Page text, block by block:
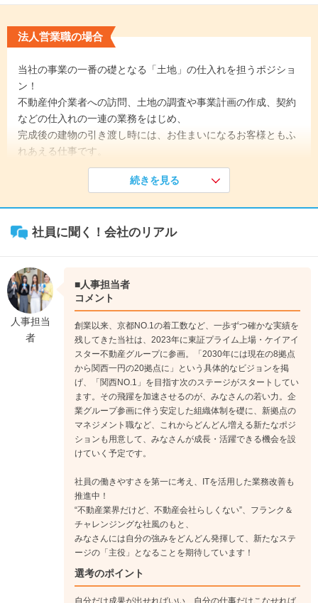
法人営業職の場合
当社の事業の一番の礎となる「土地」の仕入れを担うポジショ
ン！
不動産仲介業者への訪問、土地の調査や事業計画の作成、契約
などの仕入れの一連の業務をはじめ、
完成後の建物の引き渡し時には、お住まいになるお客様ともふ
れあえる仕事です。
その後も1年間のメンター制度で先輩同行などを経験しながら
焦らず、一歩ずつ成長していきましょう！
↓
《入社3年目》
自身もメンターとして後輩の育成に関わる一方、担当エリアの
土地の仕入れなど存在感を発揮。
自らの目標に向かって営業活動に取り組みます。
宅建などの資格取得にもいち早くチャレンジしましょう！
《入社6年目》
チームリーダー的なポジションに。プレイングマネージャーと
して自身の成果だけでなく、チームの成果も支えます。
2030年20拠点を目指す当社だからこそ、新たな営業拠点のマネ
ジメント職につくチャンスも！
続きを見る
社員に聞く！会社のリアル
人事担当
者
■人事担当者
コメント
創業以来、京都NO.1の着工数など、一歩ずつ確かな実績を
残してきた当社は、2023年に東証プライム上場・ケイアイ
スター不動産グループに参画。「2030年には現在の8拠点
から関西一円の20拠点に」という具体的なビジョンを掲
げ、「関西NO.1」を目指す次のステージがスタートしてい
ます。その飛躍を加速させるのが、みなさんの若い力。企
業グループ参画に伴う安定した組織体制を礎に、新拠点の
マネジメント職など、これからどんどん増える新たなポジ
ションも用意して、みなさんが成長・活躍できる機会を設
けていく予定です。
社員の働きやすさを第一に考え、ITを活用した業務改善も
推進中！
“不動産業界だけど、不動産会社らしくない”、フランク＆
チャレンジングな社風のもと、
みなさんには自分の強みをどんどん発揮して、新たなステ
ージの「主役」となることを期待しています！
選考のポイント